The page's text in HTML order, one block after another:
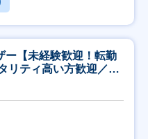
ー【未経験歓迎！転勤
リティ高い方歓迎／土